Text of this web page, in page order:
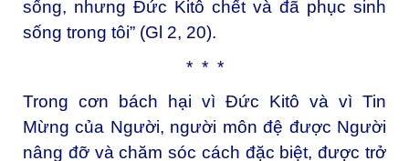
sống, nhưng Đức Kitô chết và đã phục sinh
sống trong tôi” (Gl 2, 20).
* * *
Trong cơn bách hại vì Đức Kitô và vì Tin
Mừng của Người, người môn đệ được Người
nâng đỡ và chăm sóc cách đặc biệt, được trở